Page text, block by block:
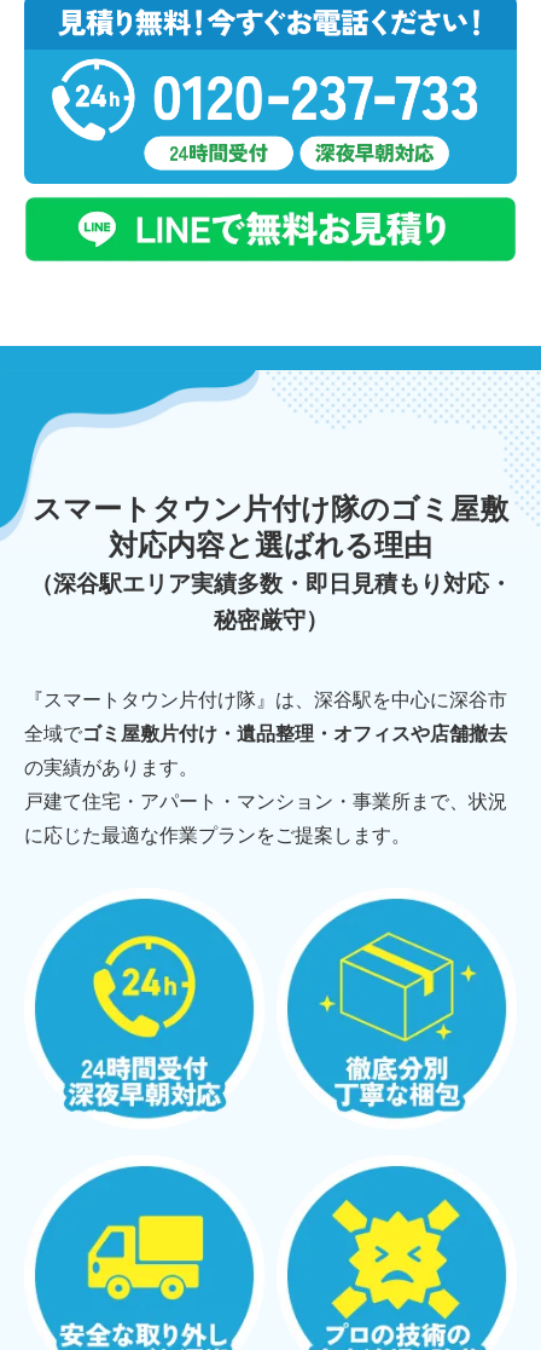
スマートタウン片付け隊のゴミ屋敷
対応内容と選ばれる理由
（深谷駅エリア実績多数・即日見積もり対応・
秘密厳守）
『スマートタウン片付け隊』は、深谷駅を中心に深谷市
全域でゴミ屋敷片付け・遺品整理・オフィスや店舗撤去
の実績があります。
戸建て住宅・アパート・マンション・事業所まで、状況
に応じた最適な作業プランをご提案します。